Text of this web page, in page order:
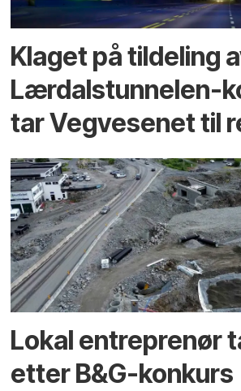
Klaget på tildeling
Lærdalstunnelen-
tar Vegvesenet til
Lokal entreprenør
etter B&G-konkurs